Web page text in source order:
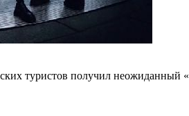
туристов получил